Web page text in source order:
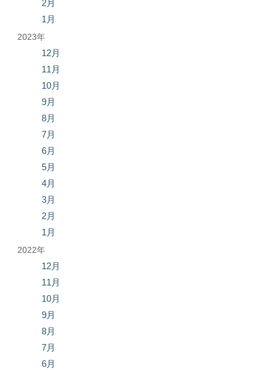
2月
1月
2023年
12月
11月
10月
9月
8月
7月
6月
5月
4月
3月
2月
1月
2022年
12月
11月
10月
9月
8月
7月
6月